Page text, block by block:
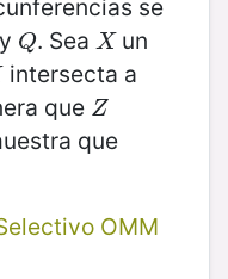
se
Q
Q. Sea X
X un
intersecta a
que Z
Z
que
OMM